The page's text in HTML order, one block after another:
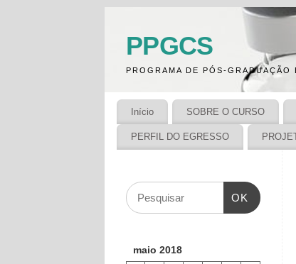
PPGCS
PROGRAMA DE PÓS-GRADUAÇÃO
Início SOBRE O CURSO
PERFIL DO EGRESSO
OK
maio 2018